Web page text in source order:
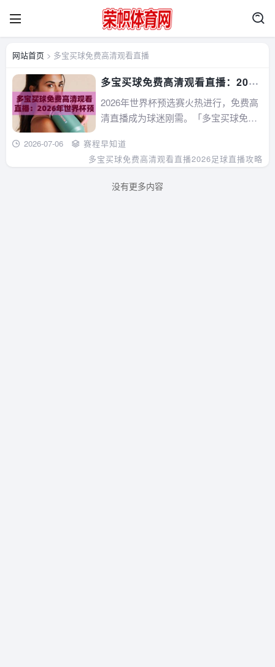
网站首页 > 多宝买球免费高清观看直播
多宝买球免费高清观看直播：2026
年世界杯预选赛观赛全攻略
2026年世界杯预选赛火热进行，免费高
清直播成为球迷刚需。「多宝买球免费
不能放心用？本文基于三天实测，从画
质、稳定性、广告干扰到法律风险，逐
视、咪咕等主流渠道，帮你找到最合适
2026-07-06
赛程早知道
多宝买球免费高清观看直播2026足球直播攻略
没有更多内容